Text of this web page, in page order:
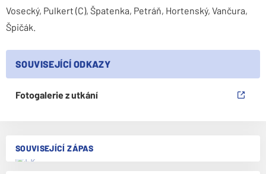
SOUVISEJÍCÍ ZÁPAS
Vosecký, Pulkert (C), Špatenka, Petráň, Hortenský, Vančura,
Špičák.
SOUVISEJÍCÍ ODKAZY
Fotogalerie z utkání